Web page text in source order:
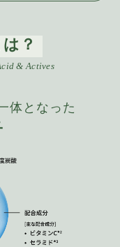
は？
& Actives
体となった